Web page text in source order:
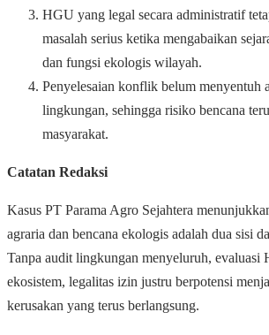
HGU yang legal secara administratif
masalah serius ketika mengabaikan
dan fungsi ekologis wilayah.
Penyelesaian konflik belum menyentuh
lingkungan, sehingga risiko bencana
masyarakat.
Catatan Redaksi
Kasus PT Parama Agro Sejahtera
agraria dan bencana ekologis adalah dua sisi
Tanpa audit lingkungan menyeluruh, evaluasi
ekosistem, legalitas izin justru berpotensi
kerusakan yang terus berlangsung.